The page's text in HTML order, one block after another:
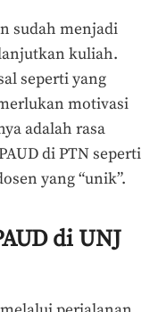
sudah menjadi
kuliah.
seperti yang
motivasi
adalah rasa
di PTN seperti
yang “unik”.
di UNJ